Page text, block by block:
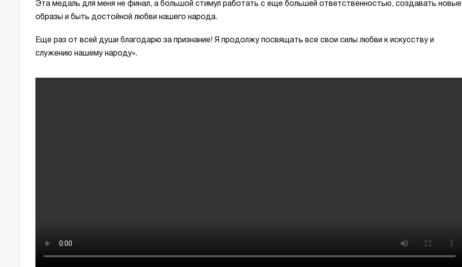
Эта медаль для меня не финал, а большой стимул работать с еще большей ответственностью, создавать новые
образы и быть достойной любви нашего народа.
Еще раз от всей души благодарю за признание! Я продолжу посвящать все свои силы любви к искусству и
служению нашему народу».